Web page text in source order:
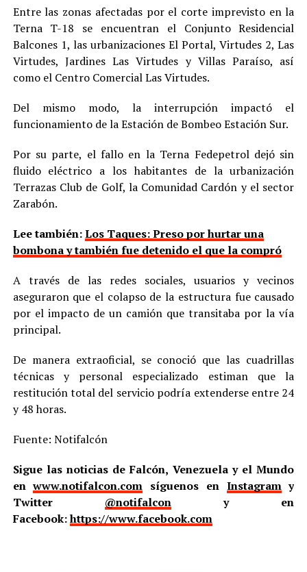
Entre las zonas afectadas por el corte imprevisto en la
Terna T-18 se encuentran el Conjunto Residencial
Balcones 1, las urbanizaciones El Portal, Virtudes 2, Las
Virtudes, Jardines Las Virtudes y Villas Paraíso, así
como el Centro Comercial Las Virtudes.
Del mismo modo, la interrupción impactó el
funcionamiento de la Estación de Bombeo Estación Sur.
Por su parte, el fallo en la Terna Fedepetrol dejó sin
fluido eléctrico a los habitantes de la urbanización
Terrazas Club de Golf, la Comunidad Cardón y el sector
Zarabón.
Lee también:Los Taques: Preso por hurtar una
bombona y también fue detenido el que la compró
A través de las redes sociales, usuarios y vecinos
aseguraron que el colapso de la estructura fue causado
por el impacto de un camión que transitaba por la vía
principal.
De manera extraoficial, se conoció que las cuadrillas
técnicas y personal especializado estiman que la
restitución total del servicio podría extenderse entre 24
y 48 horas.
Fuente: Notifalcón
Sigue las noticias de Falcón, Venezuela y el Mundo
enwww.notifalcon.com síguenos en Instagramy
Twitter @notifalcony en
Facebook:https://www.facebook.com